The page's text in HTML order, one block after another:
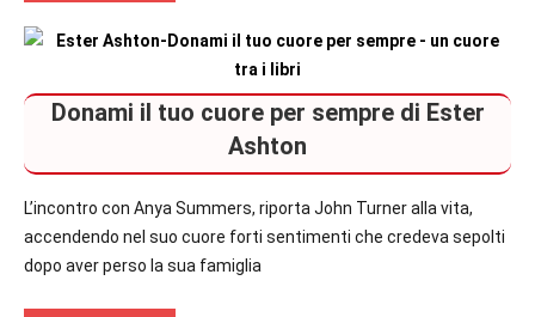
Donami il tuo cuore per sempre di Ester
Ashton
L’incontro con Anya Summers, riporta John Turner alla vita,
accendendo nel suo cuore forti sentimenti che credeva sepolti
dopo aver perso la sua famiglia